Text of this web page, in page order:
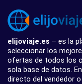
elijoviaje.es – es la
seleccionar los
ofertas de todos los
sola base de datos.
directo del vendedor